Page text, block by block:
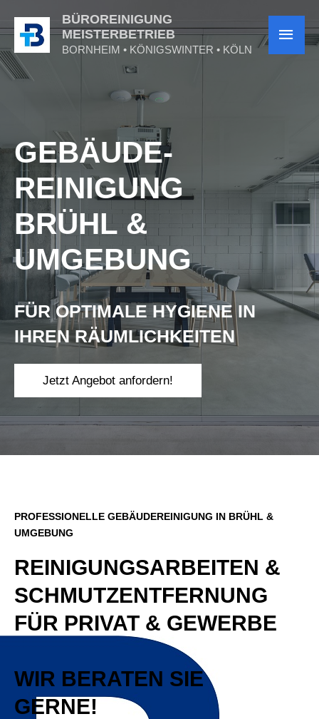
BÜROREINIGUNG
MEISTERBETRIEB
BORNHEIM • KÖNIGSWINTER • KÖLN
GEBÄUDE­­
REINIGUNG
BRÜHL &
UMGEBUNG
FÜR OPTIMALE HYGIENE IN
IHREN RÄUMLICHKEITEN
Jetzt Angebot anfordern!
PROFESSIONELLE GEBÄUDEREINIGUNG IN BRÜHL &
UMGEBUNG
REINIGUNGS­ARBEITEN &
SCHMUTZ­ENTFERNUNG
FÜR PRIVAT & GEWERBE
WIR BERATEN SIE
GERNE!